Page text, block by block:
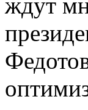
ждут